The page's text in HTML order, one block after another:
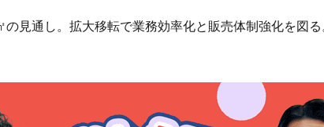
見通し。拡大移転で業務効率化と販売体制強化を図る